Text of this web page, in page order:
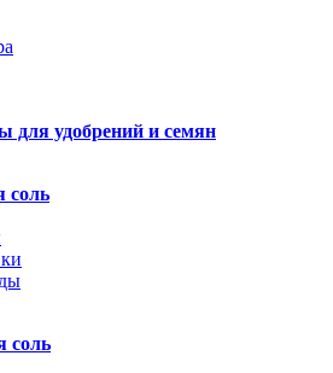
для удобрений и семян
соль
соль